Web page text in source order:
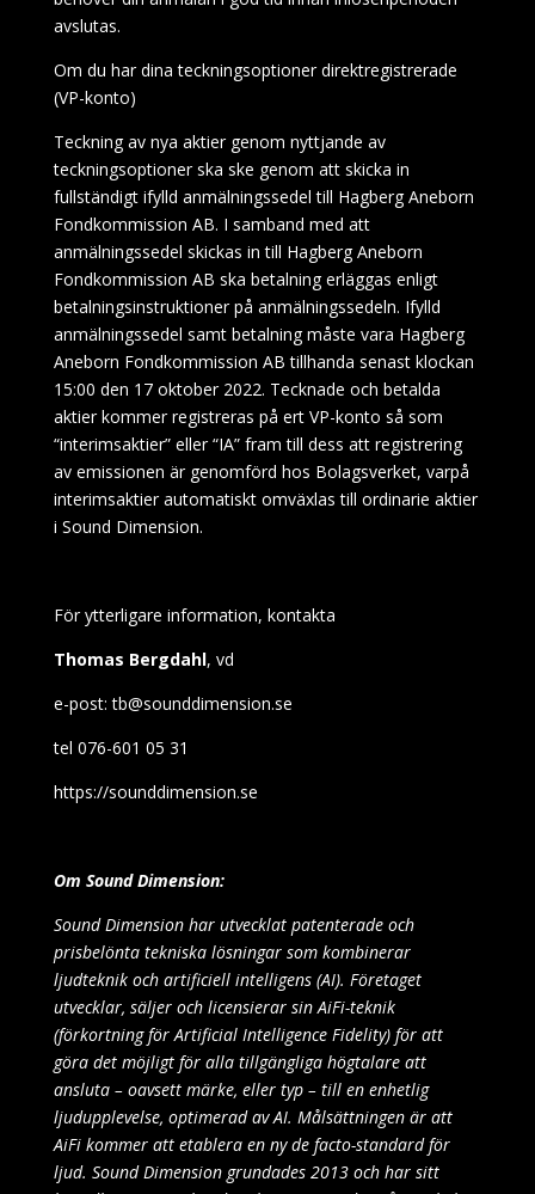
avslutas.
Om du har dina teckningsoptioner direktregistrerade
(VP-konto)
Teckning av nya aktier genom nyttjande av
teckningsoptioner ska ske genom att skicka in
fullständigt ifylld anmälningssedel till Hagberg Aneborn
Fondkommission AB. I samband med att
anmälningssedel skickas in till Hagberg Aneborn
Fondkommission AB ska betalning erläggas enligt
betalningsinstruktioner på anmälningssedeln. Ifylld
anmälningssedel samt betalning måste vara Hagberg
Aneborn Fondkommission AB tillhanda senast klockan
15:00 den 17 oktober 2022. Tecknade och betalda
aktier kommer registreras på ert VP-konto så som
“interimsaktier” eller “IA” fram till dess att registrering
av emissionen är genomförd hos Bolagsverket, varpå
interimsaktier automatiskt omväxlas till ordinarie aktier
i Sound Dimension.
För ytterligare information, kontakta
Thomas Bergdahl, vd
e-post: tb@sounddimension.se
tel 076-601 05 31
https://sounddimension.se
Om Sound Dimension:
Sound Dimension har utvecklat patenterade och
prisbelönta tekniska lösningar som kombinerar
ljudteknik och artificiell intelligens (AI). Företaget
utvecklar, säljer och licensierar sin AiFi-teknik
(förkortning för Artificial Intelligence Fidelity) för att
göra det möjligt för alla tillgängliga högtalare att
ansluta – oavsett märke, eller typ – till en enhetlig
ljudupplevelse, optimerad av AI. Målsättningen är att
AiFi kommer att etablera en ny de facto-standard för
ljud. Sound Dimension grundades 2013 och har sitt